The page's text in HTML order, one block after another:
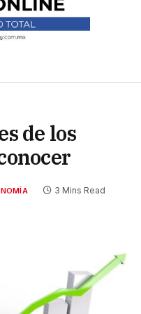
de los
3 Mins Read